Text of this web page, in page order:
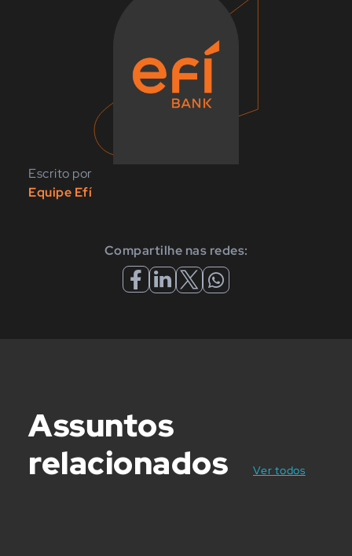
Escrito por
Equipe Efí
Compartilhe nas redes:
Assuntos
relacionados
Ver todosposts